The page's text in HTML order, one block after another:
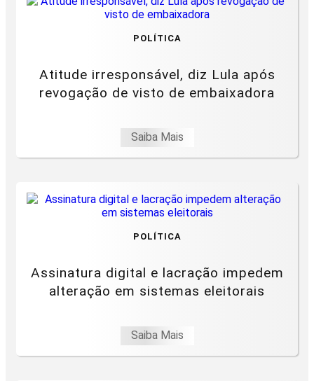
POLÍTICA
Atitude irresponsável, diz Lula após
revogação de visto de embaixadora
Saiba Mais
POLÍTICA
Assinatura digital e lacração impedem
alteração em sistemas eleitorais
Saiba Mais